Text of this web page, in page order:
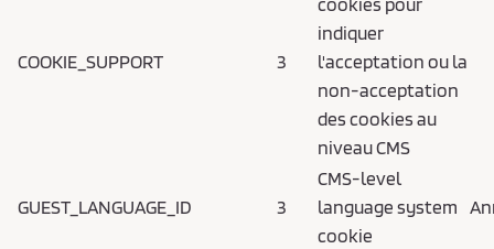
COOKIE_SUPPORT 3
indiquer
l'acceptation ou la
non-acceptation
des cookies au
niveau CMS
GUEST_LANGUAGE_ID 3
CMS-level
language system
cookie